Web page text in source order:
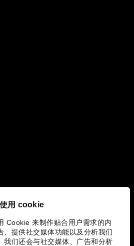
用 cookie
Cookie 来制作贴合用户需求的内
、提供社交媒体功能以及分析我们
我们还会与社交媒体、广告和分析